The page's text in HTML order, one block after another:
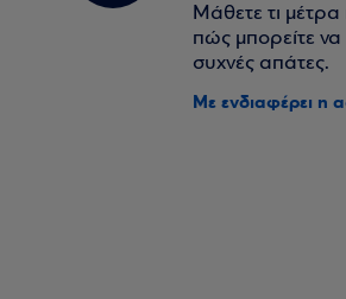
Μάθετε τι
πώς μπορείτε να
συχνές απάτες.
Με ενδιαφέρει η